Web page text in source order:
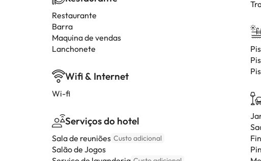
Restaurante
Barra
Maquina de vendas
Lanchonete
Wifi & Internet
Wi-fi
Serviços do hotel
Sala de reuniões Custo adicional
Salão de Jogos